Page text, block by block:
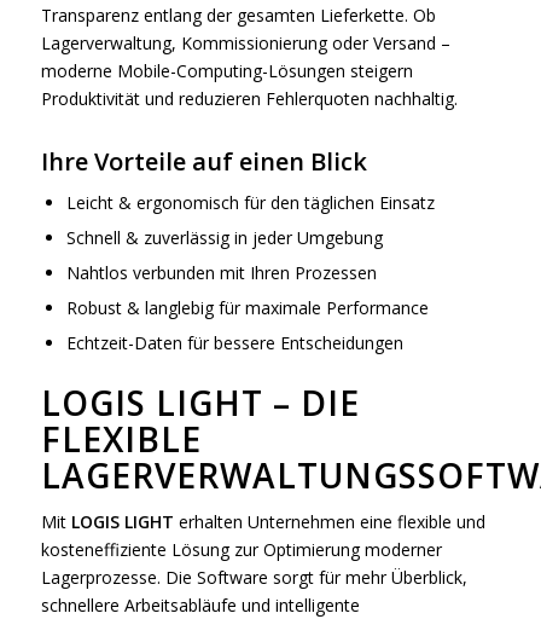
Transparenz entlang der gesamten Lieferkette. Ob
Lagerverwaltung, Kommissionierung oder Versand –
moderne Mobile-Computing-Lösungen steigern
Produktivität und reduzieren Fehlerquoten nachhaltig.
Ihre Vorteile auf einen Blick
Leicht & ergonomisch für den täglichen Einsatz
Schnell & zuverlässig in jeder Umgebung
Nahtlos verbunden mit Ihren Prozessen
Robust & langlebig für maximale Performance
Echtzeit-Daten für bessere Entscheidungen
LOGIS LIGHT – DIE
FLEXIBLE
Mit LOGIS LIGHT erhalten Unternehmen eine flexible und
kosteneffiziente Lösung zur Optimierung moderner
Lagerprozesse. Die Software sorgt für mehr Überblick,
schnellere Arbeitsabläufe und intelligente